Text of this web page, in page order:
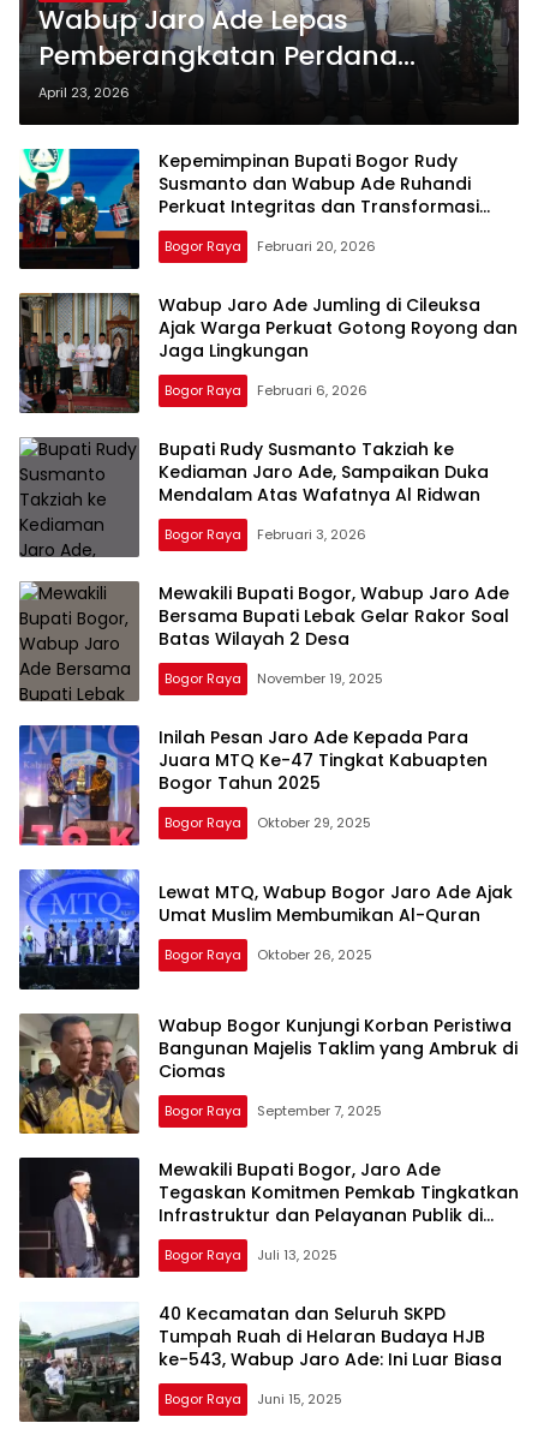
Wabup Jaro Ade Lepas
Pemberangkatan Perdana
Jamaah Haji Asal Kabupaten
Bogor
April 23, 2026
Kepemimpinan Bupati Bogor Rudy
Susmanto dan Wabup Ade Ruhandi
Perkuat Integritas dan Transformasi
Birokrasi
Bogor Raya Februari 20, 2026
Wabup Jaro Ade Jumling di Cileuksa
Ajak Warga Perkuat Gotong Royong dan
Jaga Lingkungan
Bogor Raya Februari 6, 2026
Bupati Rudy Susmanto Takziah ke
Kediaman Jaro Ade, Sampaikan Duka
Mendalam Atas Wafatnya Al Ridwan
Bogor Raya Februari 3, 2026
Mewakili Bupati Bogor, Wabup Jaro Ade
Bersama Bupati Lebak Gelar Rakor Soal
Batas Wilayah 2 Desa
Bogor Raya November 19, 2025
Inilah Pesan Jaro Ade Kepada Para
Juara MTQ Ke-47 Tingkat Kabuapten
Bogor Tahun 2025
Bogor Raya Oktober 29, 2025
Lewat MTQ, Wabup Bogor Jaro Ade Ajak
Umat Muslim Membumikan Al-Quran
Bogor Raya Oktober 26, 2025
Wabup Bogor Kunjungi Korban Peristiwa
Bangunan Majelis Taklim yang Ambruk di
Ciomas
Bogor Raya September 7, 2025
Mewakili Bupati Bogor, Jaro Ade
Tegaskan Komitmen Pemkab Tingkatkan
Infrastruktur dan Pelayanan Publik di
Parung Panjang
Bogor Raya Juli 13, 2025
40 Kecamatan dan Seluruh SKPD
Tumpah Ruah di Helaran Budaya HJB
ke-543, Wabup Jaro Ade: Ini Luar Biasa
Bogor Raya Juni 15, 2025